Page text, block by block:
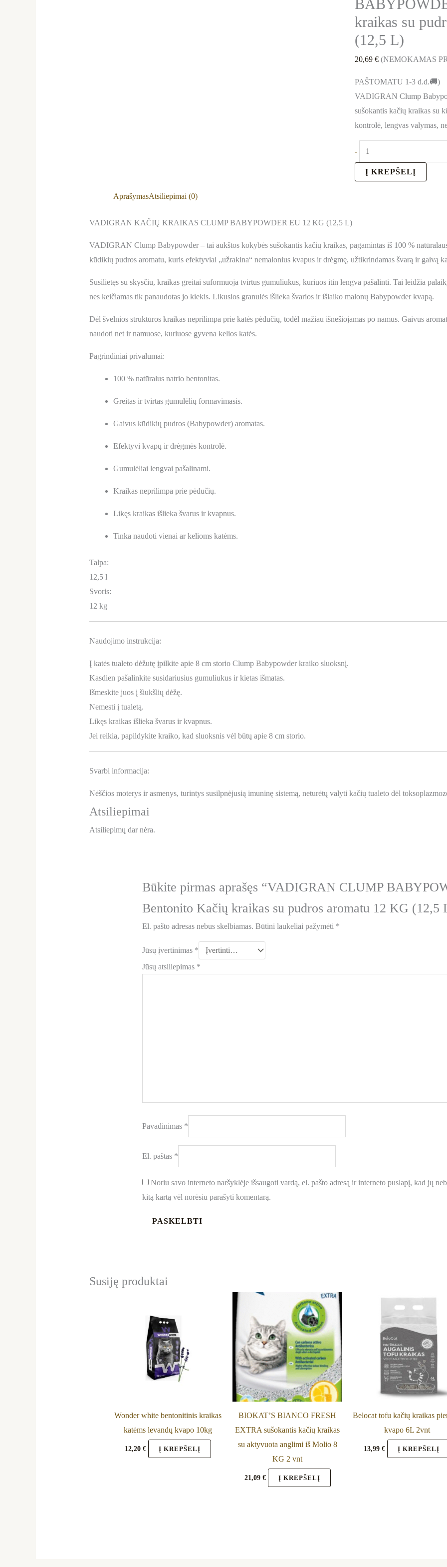
kraikas su
(12,5 L)
20,69€ (NEMOKAMAS
PAŠTOMATU 1-3 d.d.🚚)
VADIGRAN Clump
sušokantis kačių kraikas su
kontrolė, lengvas valymas,
-
Į KREPŠELĮ
AprašymasAtsiliepimai (0)
VADIGRAN KAČIŲ KRAIKAS CLUMP BABYPOWDER EU 12 KG (12,5 L)
VADIGRAN Clump Babypowder – tai aukštos kokybės sušokantis kačių kraikas, pagamintas iš 100 %
kūdikių pudros aromatu, kuris efektyviai „užrakina“ nemalonius kvapus ir drėgmę, užtikrindamas švarą ir gaivą
Susilietęs su skysčiu, kraikas greitai suformuoja tvirtus gumuliukus, kuriuos itin lengva pašalinti. Tai leidžia
nes keičiamas tik panaudotas jo kiekis. Likusios granulės išlieka švarios ir išlaiko malonų Babypowder kvapą.
Dėl švelnios struktūros kraikas neprilimpa prie katės pėdučių, todėl mažiau išnešiojamas po namus. Gaivus
naudoti net ir namuose, kuriuose gyvena kelios katės.
Pagrindiniai privalumai:
100 % natūralus natrio bentonitas.
Greitas ir tvirtas gumulėlių formavimasis.
Gaivus kūdikių pudros (Babypowder) aromatas.
Efektyvi kvapų ir drėgmės kontrolė.
Gumulėliai lengvai pašalinami.
Kraikas neprilimpa prie pėdučių.
Likęs kraikas išlieka švarus ir kvapnus.
Tinka naudoti vienai ar kelioms katėms.
Talpa:
12,5 l
Svoris:
12 kg
Naudojimo instrukcija:
Į katės tualeto dėžutę įpilkite apie 8 cm storio Clump Babypowder kraiko sluoksnį.
Kasdien pašalinkite susidariusius gumuliukus ir kietas išmatas.
Išmeskite juos į šiukšlių dėžę.
Nemesti į tualetą.
Likęs kraikas išlieka švarus ir kvapnus.
Jei reikia, papildykite kraiko, kad sluoksnis vėl būtų apie 8 cm storio.
Svarbi informacija:
Nėščios moterys ir asmenys, turintys susilpnėjusią imuninę sistemą, neturėtų valyti kačių tualeto dėl
Atsiliepimai
Atsiliepimų dar nėra.
Būkite pirmas aprašęs “VADIGRAN CLUMP
Bentonito Kačių kraikas su pudros aromatu 12 KG (12,5
El. pašto adresas nebus skelbiamas. Būtini laukeliai pažymėti *
Jūsų įvertinimas *
Jūsų atsiliepimas *
Pavadinimas *
El. paštas *
Noriu savo interneto naršyklėje išsaugoti vardą, el. pašto adresą ir interneto puslapį, kad jų
kitą kartą vėl norėsiu parašyti komentarą.
Susiję produktai
Wonder white bentonitinis kraikas
katėms levandų kvapo 10kg
12,20€ Į KREPŠELĮ
BIOKAT’S BIANCO FRESH
EXTRA sušokantis kačių kraikas
su aktyvuota anglimi iš Molio 8
KG 2 vnt
21,09 € Į KREPŠELĮ
Belocat tofu kačių kraikas
kvapo 6L 2vnt
13,99€ Į KREPŠELĮ